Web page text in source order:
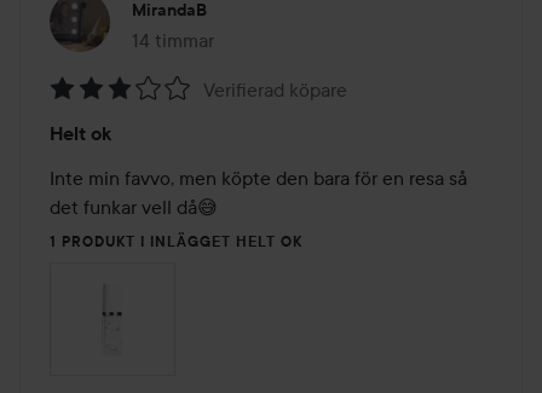
MirandaB
14 timmar
Inlägget skapades 14 timmar
3
av
5
Verifierad köpare
Helt ok
Inte min favvo, men köpte den bara för en resa så
det funkar vell då😅
1 PRODUKT I INLÄGGET HELT OK